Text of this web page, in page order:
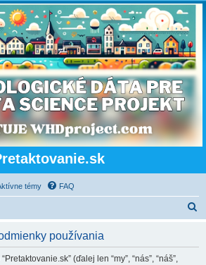
témy FAQ
používania
(ďalej len “my”, “nás”, “náš”,